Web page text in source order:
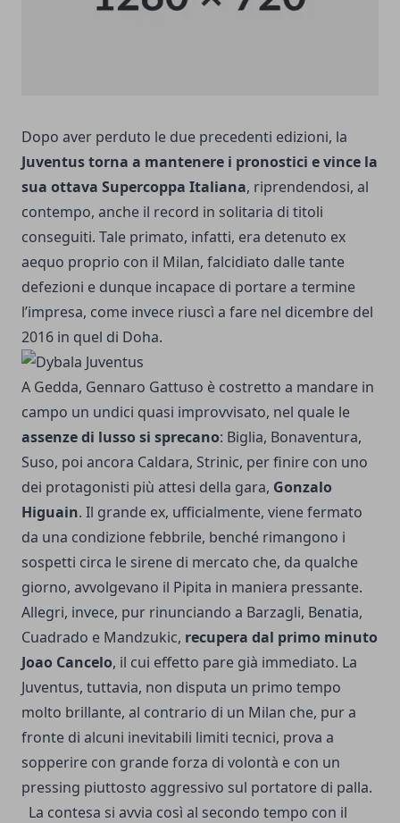
Dopo aver perduto le due precedenti edizioni, la
Juventus torna a mantenere i pronostici e vince la
sua ottava Supercoppa Italiana, riprendendosi, al
contempo, anche il record in solitaria di titoli
conseguiti. Tale primato, infatti, era detenuto ex
aequo proprio con il Milan, falcidiato dalle tante
defezioni e dunque incapace di portare a termine
l’impresa, come invece riuscì a fare nel dicembre del
2016 in quel di Doha.
A Gedda, Gennaro Gattuso è costretto a mandare in
campo un undici quasi improvvisato, nel quale le
assenze di lusso si sprecano: Biglia, Bonaventura,
Suso, poi ancora Caldara, Strinic, per finire con uno
dei protagonisti più attesi della gara, Gonzalo
Higuain. Il grande ex, ufficialmente, viene fermato
da una condizione febbrile, benché rimangono i
sospetti circa le sirene di mercato che, da qualche
giorno, avvolgevano il Pipita in maniera pressante.
Allegri, invece, pur rinunciando a Barzagli, Benatia,
Cuadrado e Mandzukic, recupera dal primo minuto
Joao Cancelo, il cui effetto pare già immediato. La
Juventus, tuttavia, non disputa un primo tempo
molto brillante, al contrario di un Milan che, pur a
fronte di alcuni inevitabili limiti tecnici, prova a
sopperire con grande forza di volontà e con un
pressing piuttosto aggressivo sul portatore di palla.
La contesa si avvia così al secondo tempo con il